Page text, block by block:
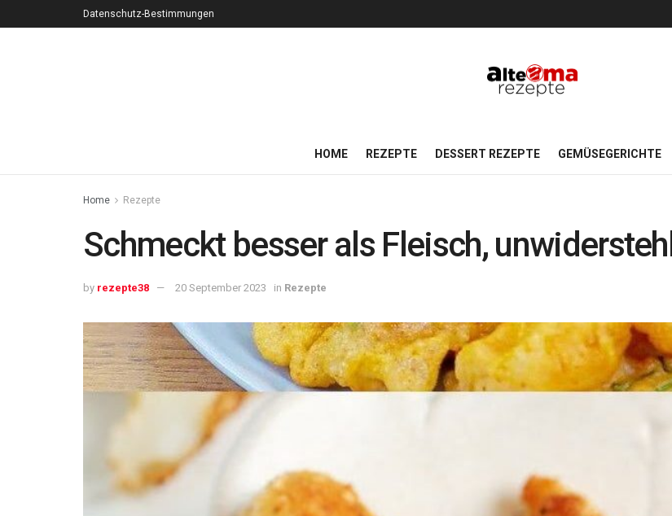
Datenschutz-Bestimmungen
HOME REZEPTE DESSERT REZEPTE GEMÜSEGERICHTE
Home Rezepte
Schmeckt besser als Fleisch,
by rezepte38 20 September 2023 in Rezepte